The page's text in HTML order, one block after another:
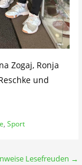
Zogaj, Ronja
und
, Sport
Lesefreuden →